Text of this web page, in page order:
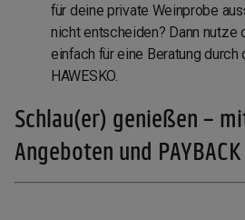
für deine private Weinprobe
nicht entscheiden? Dann nutze
einfach für eine Beratung durch
HAWESKO.
Schlau(er) genießen – mit
Angeboten und